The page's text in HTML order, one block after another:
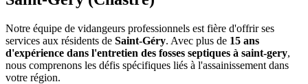
Notre équipe de vidangeurs professionnels est fière d'offrir ses
services aux résidents de Saint-Géry. Avec plus de 15 ans
d'expérience dans l'entretien des fosses septiques à saint-gery,
nous comprenons les défis spécifiques liés à l'assainissement dans
votre région.